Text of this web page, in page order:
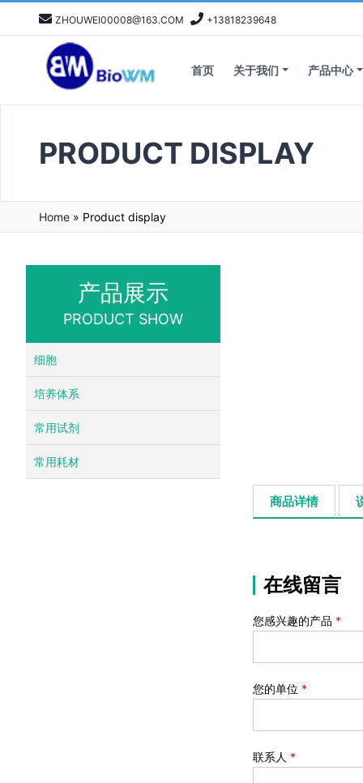
ZHOUWEI00008@163.COM +13818239648
首页 关于我们 产品中心
PRODUCT DISPLAY
Home » Product display
产品展示
PRODUCT SHOW
细胞
培养体系
常用试剂
常用耗材
商品详情
在线留言
您感兴趣的产品 *
您的单位 *
联系人 *